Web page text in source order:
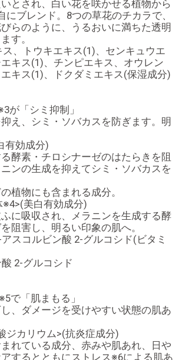
とされ、白い花を咲かせる植物から
にブレンド。8つの草花のチカラで、
らのように、うるおいに満ちた透明
す。
、トウキエキス(1)、センキュウエ
キス(1)、チンピエキス、オウレン
キス(1)、ドクダミエキス(保湿成分)
が「シミ抑制」
え、シミ・ソバカスを防ぎます。明
有効成分)
酵素・チロシナーゼのはたらきを阻
ンの生成を抑えてシミ・ソバカスを
植物にも含まれる成分。
※4>(美白有効成分)
に吸収され、メラニンを生成する酵
阻害し、明るい印象の肌へ。
スコルビン酸 2-グルコシド(ビタミ
2-グルコシド
で「肌まもる」
、ダメージを受けやすい状態の肌あ
ジカリウム>(抗炎症成分)
まれている成分、赤みや肌あれ、日や
するとともにストレス※6による肌あ